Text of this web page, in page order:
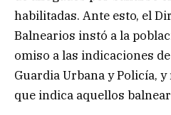
habilitadas. Ante esto, el
Balnearios instó a la
omiso a las indicaciones
Guardia Urbana y Policía,
que indica aquellos